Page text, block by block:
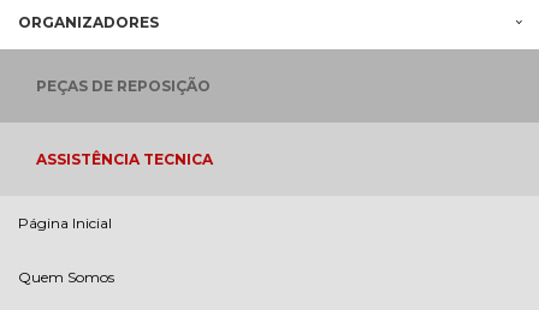
ORGANIZADORES
PEÇAS DE REPOSIÇÃO
ASSISTÊNCIA TECNICA
Página Inicial
Quem Somos